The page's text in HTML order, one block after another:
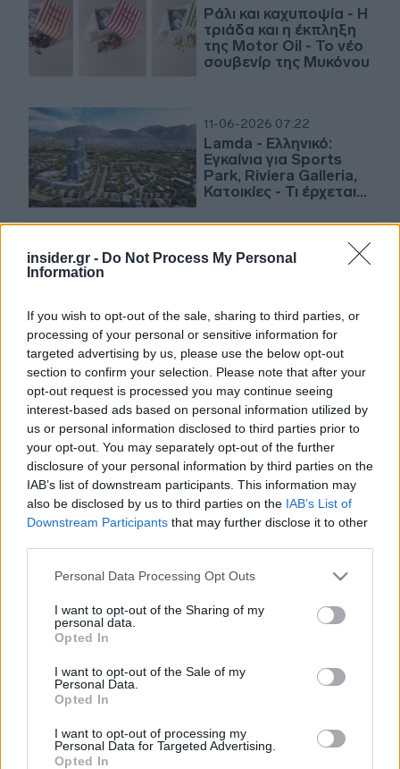
insider.gr - Do Not Process My Personal
Information
If you wish to opt-out of the sale, sharing to third parties, or
processing of your personal or sensitive information for
targeted advertising by us, please use the below opt-out
section to confirm your selection. Please note that after your
opt-out request is processed you may continue seeing
interest-based ads based on personal information utilized by
us or personal information disclosed to third parties prior to
your opt-out. You may separately opt-out of the further
disclosure of your personal information by third parties on the
IAB’s list of downstream participants. This information may
also be disclosed by us to third parties on the IAB’s List of
Downstream Participants that may further disclose it to other
Please note that this website/app uses one or more Google
not limited to your visit or usage behaviour. You may click to
grant or deny consent to Google and its third-party tags to
use your data for below specified purposes in below Google
consent section.
Personal Data Processing Opt Outs
I want to opt-out of the Sharing of my
personal data.
Opted In
I want to opt-out of the Sale of my
Personal Data.
Opted In
I want to opt-out of processing my
Personal Data for Targeted Advertising.
Opted In
Ράλι και καχυποψία - Η
τριάδα και η έκπληξη
της Motor Oil - Το νέο
σουβενίρ της Μυκόνου
11-06-2026 07:22
Lamda - Ελληνικό:
Εγκαίνια για Sports
Park, Riviera Galleria,
Κατοικίες - Τι έρχεται
ξενοδοχεία, σχολεία
30-04-2026 08:33
στο luxury hospitality
20-04-2026 07:10
Πώς θα είναι το νέο
Conrad Athens The
Ilisian που ανοίγει
μέσα στην εβδομάδα
(pics)
04-02-2026 15:52
Η Ensofi ιδρύει νέα
μητρική εταιρεία
ενσωματώνει την
Έξι σχήματα
Εκτός ο Ρέστης